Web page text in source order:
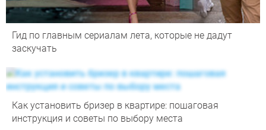
Гид по главным сериалам лета, которые не дадут
заскучать
Как установить бризер в квартире: пошаговая
инструкция и советы по выбору места